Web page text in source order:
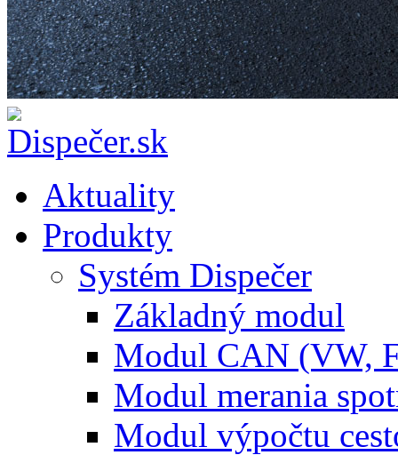
Aktuality
Produkty
Systém Dispečer
Základný modul
Modul CAN (VW,
Modul merania
Modul výpočtu